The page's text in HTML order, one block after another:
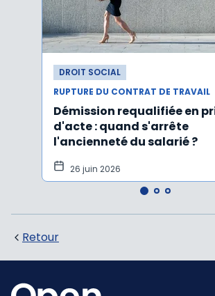
DROIT SOCIAL
RUPTURE DU CONTRAT DE TRAVAIL
Démission requalifiée en
d'acte : quand s'arrête
l'ancienneté du salarié ?
26 juin 2026
Retour